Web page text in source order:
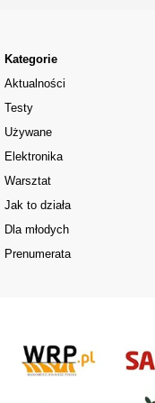
Kategorie
Aktualności
Testy
Używane
Elektronika
Warsztat
Jak to działa
Dla młodych
Prenumerata